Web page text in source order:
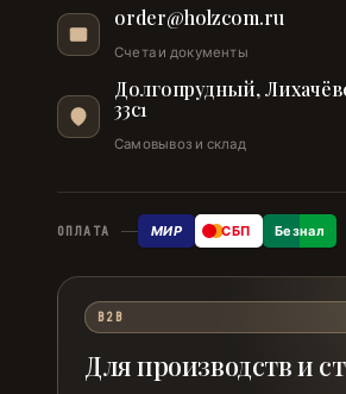
order@holzcom.ru
Счета и документы
Долгопрудный,
33с1
Самовывоз и склад
ОПЛАТА МИР СБП Безнал
B2B
Для производств и